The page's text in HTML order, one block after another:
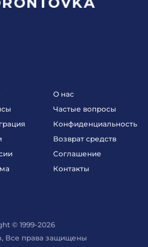
О нас
Частые вопросы
Конфиденциальность
Возврат средств
Соглашение
Контакты
© 1999-2026
Все права защищены